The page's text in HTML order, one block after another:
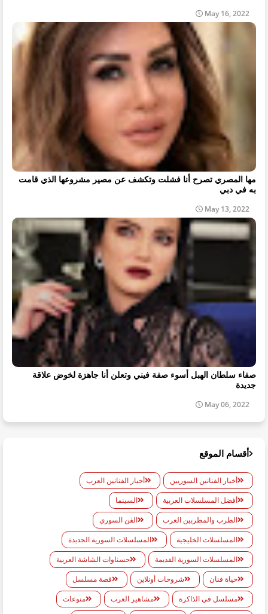
May 16, 2022
مها المصري تصرح أنا فشلت وتكشف عن مصير مشروعها الذي قامت
به في دبي
May 13, 2022
صفاء سلطان الهبل أسوء صفة فيني وتعلن أنا جاهزة لخوض علاقة
جديدة
May 06, 2022
أقسام الموقع
أخبار الفنانين السوريين
أخبار الفنانين العرب
أفضل المسلسلات العربية
السينما
الطرب والمطربين العرب
الفن السوري
المسلسلات الخليجية
المسلسلات السورية الجديدة
المسلسلات السورية القديمة
حسناوات الشاشة العربية
حياة فنان
شروحات أونلاين
قصة مسلسل
مسلسل في الذاكرة
مشاهير العرب
منوعات